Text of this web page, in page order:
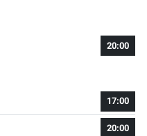
20:00
17:00
20:00